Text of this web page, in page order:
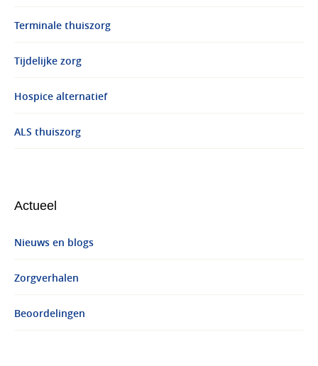
Terminale thuiszorg
Tijdelijke zorg
Hospice alternatief
ALS thuiszorg
Actueel
Nieuws en blogs
Zorgverhalen
Beoordelingen